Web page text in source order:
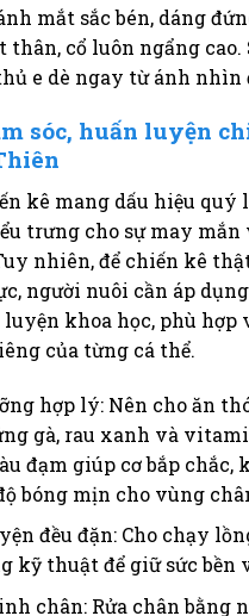
mắt sắc bén, dáng
thân, cổ luôn ngẩng
e dè ngay từ ánh nhìn
sóc, huấn luyện
kê mang dấu hiệu quý
trưng cho sự may
nhiên, để chiến kê
người nuôi cần áp
luyện khoa học, phù
của từng cá thể.
hợp lý: Nên cho ăn
gà, rau xanh và
đạm giúp cơ bắp chắc,
bóng mịn cho vùng
đều đặn: Cho chạy
kỹ thuật để giữ sức bền
chân: Rửa chân bằng